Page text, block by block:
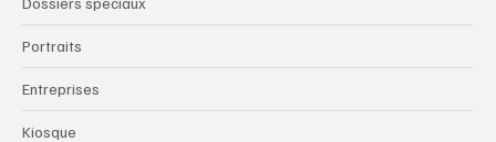
Portraits
Entreprises
Kiosque